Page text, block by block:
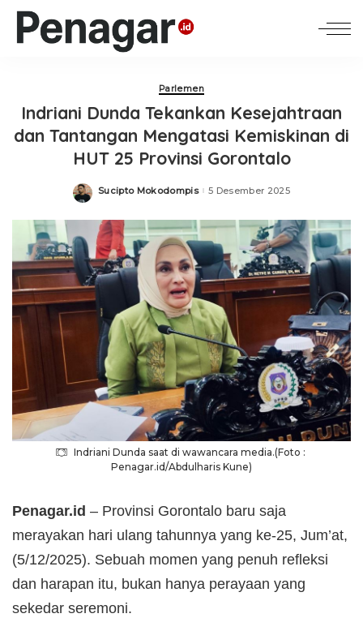
Parlemen
Indriani Dunda Tekankan Kesejahtraan
dan Tantangan Mengatasi Kemiskinan di
HUT 25 Provinsi Gorontalo
Posted
Sucipto Mokodompis 5 Desember 2025
Indriani Dunda saat di wawancara media.(Foto :
Penagar.id/Abdulharis Kune)
Penagar.id – Provinsi Gorontalo baru saja
merayakan hari ulang tahunnya yang ke-25, Jum’at,
(5/12/2025). Sebuah momen yang penuh refleksi
dan harapan itu, bukan hanya perayaan yang
sekedar seremoni.